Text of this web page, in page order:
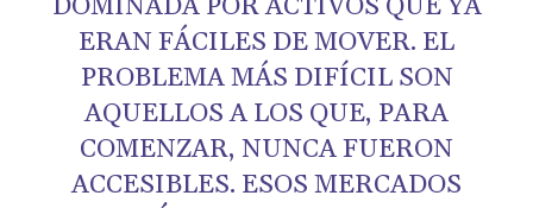
DOMINADA POR ACTIVOS QUE YA
ERAN FÁCILES DE MOVER. EL
PROBLEMA MÁS DIFÍCIL SON
AQUELLOS A LOS QUE, PARA
COMENZAR, NUNCA FUERON
ACCESIBLES. ESOS MERCADOS